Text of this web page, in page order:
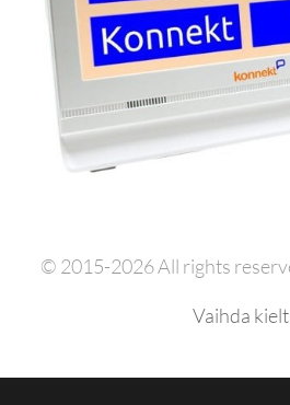
© 2015-2026 All rights
Vaihda